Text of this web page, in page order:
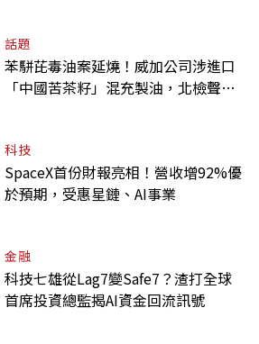
話題
苯駢芘毒油案延燒！威加公司涉進口
「中國苦茶籽」混充製油，北檢聲押2
科技
SpaceX首份財報亮相！營收增92%優
於預期，受惠星鏈、AI事業
金融
科技七雄從Lag7變Safe7？渣打全球
首席投資總監揭AI資金回流訊號